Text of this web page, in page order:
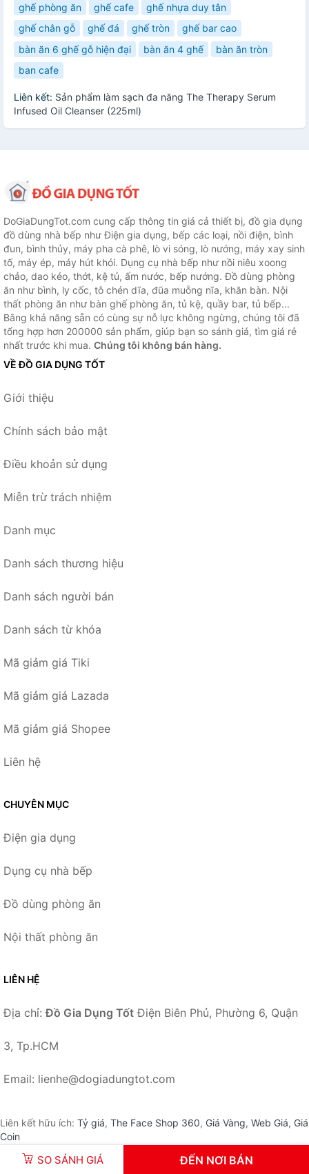
SO SÁNH GIÁ ĐẾN NƠI BÁN
ghế phòng ăn
ghế cafe
ghế nhựa duy tân
ghế chân gỗ
ghế đá ghế tròn
ghế bar cao
bàn ăn 6 ghế gỗ hiện đại
bàn ăn 4 ghế
bàn ăn tròn
ban cafe
Liên kết: Sản phẩm làm sạch đa năng The Therapy Serum
Infused Oil Cleanser (225ml)
DoGiaDungTot.com cung cấp thông tin giá cả thiết bị, đồ gia dụng
đồ dùng nhà bếp như Điện gia dụng, bếp các loại, nồi điện, bình
đun, bình thủy, máy pha cà phê, lò vi sóng, lò nướng, máy xay sinh
tố, máy ép, máy hút khói. Dụng cụ nhà bếp như nồi niêu xoong
chảo, dao kéo, thớt, kệ tủ, ấm nước, bếp nướng. Đồ dùng phòng
ăn như bình, ly cốc, tô chén dĩa, đũa muỗng nĩa, khăn bàn. Nội
thất phòng ăn như bàn ghế phòng ăn, tủ kệ, quầy bar, tủ bếp...
Bằng khả năng sẵn có cùng sự nỗ lực không ngừng, chúng tôi đã
tổng hợp hơn 200000 sản phẩm, giúp bạn so sánh giá, tìm giá rẻ
nhất trước khi mua. Chúng tôi không bán hàng.
VỀ ĐỒ GIA DỤNG TỐT
Giới thiệu
Chính sách bảo mật
Điều khoản sử dụng
Miễn trừ trách nhiệm
Danh mục
Danh sách thương hiệu
Danh sách người bán
Danh sách từ khóa
Mã giảm giá Tiki
Mã giảm giá Lazada
Mã giảm giá Shopee
Liên hệ
CHUYÊN MỤC
Điện gia dụng
Dụng cụ nhà bếp
Đồ dùng phòng ăn
Nội thất phòng ăn
LIÊN HỆ
Địa chỉ:Đồ Gia Dụng Tốt Điện Biên Phủ, Phường 6, Quận
3, Tp.HCM
Email: lienhe@dogiadungtot.com
Liên kết hữu ích: Tỷ giá, The Face Shop 360, Giá Vàng, Web Giá, Giá
Coin
© 2026 –DoGiaDungTot.com -Đồ Gia Dụng Tốt